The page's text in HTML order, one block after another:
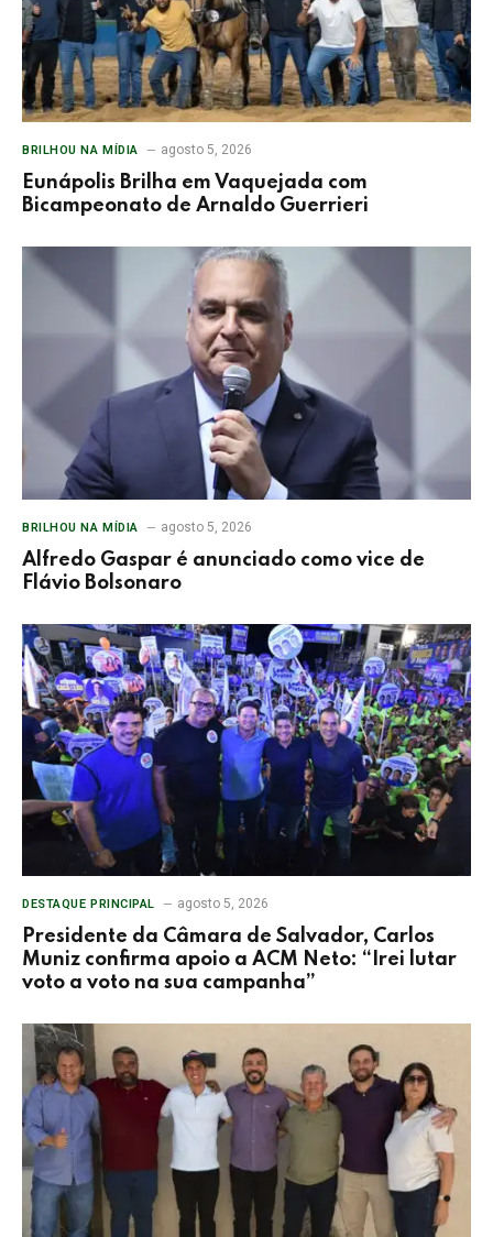
BRILHOU NA MÍDIA agosto 5, 2026
Eunápolis Brilha em Vaquejada com
Bicampeonato de Arnaldo Guerrieri
BRILHOU NA MÍDIA agosto 5, 2026
Alfredo Gaspar é anunciado como vice de
Flávio Bolsonaro
DESTAQUE PRINCIPAL agosto 5, 2026
Presidente da Câmara de Salvador, Carlos
Muniz confirma apoio a ACM Neto: “Irei lutar
voto a voto na sua campanha”